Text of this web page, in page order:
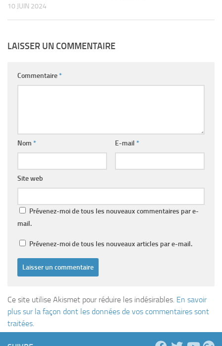
10 JUIN 2024
LAISSER UN COMMENTAIRE
Commentaire*
Nom * E-mail *
Site web
Prévenez-moi de tous les nouveaux commentaires par e-
mail.
Prévenez-moi de tous les nouveaux articles par e-mail.
Ce site utilise Akismet pour réduire les indésirables. En savoir
plus sur la façon dont les données de vos commentaires sont
traitées.